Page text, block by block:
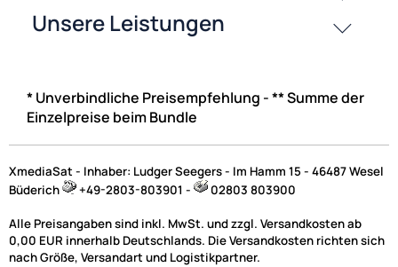
* Unverbindliche Preisempfehlung - ** Summe der
Einzelpreise beim Bundle
XmediaSat - Inhaber: Ludger Seegers - Im Hamm 15 - 46487 Wesel
Büderich
+49-2803-803901 - 02803 803900
Alle Preisangaben sind inkl. MwSt. und zzgl. Versandkosten ab
0,00 EUR innerhalb Deutschlands. Die Versandkosten richten sich
nach Größe, Versandart und Logistikpartner.